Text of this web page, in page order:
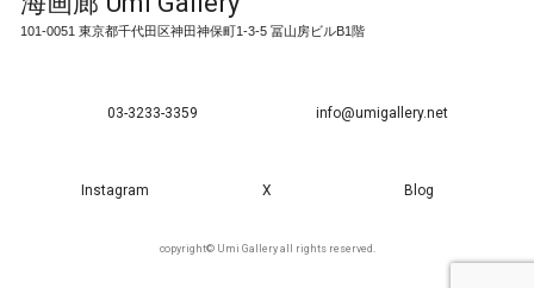
101-0051 東京都千代田区神田神保町1-3-5 冨山房ビルB1階
03-3233-3359 info@umigallery.net
Instagram X Blog
copyright© Umi Gallery all rights reserved.